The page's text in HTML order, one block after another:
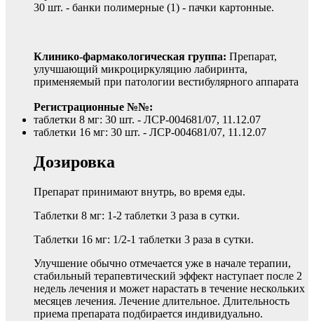
30 шт. - банки полимерные (1) - пачки картонные.
Клинико-фармакологическая группа: Препарат,
улучшающий микроциркуляцию лабиринта,
применяемый при патологии вестибулярного аппарата
Регистрационные №№:
таблетки 8 мг: 30 шт. - ЛСР-004681/07, 11.12.07
таблетки 16 мг: 30 шт. - ЛСР-004681/07, 11.12.07
Дозировка
Препарат принимают внутрь, во время еды.
Таблетки 8 мг: 1-2 таблетки 3 раза в сутки.
Таблетки 16 мг: 1/2-1 таблетки 3 раза в сутки.
Улучшение обычно отмечается уже в начале терапии,
стабильный терапевтический эффект наступает после 2
недель лечения и может нарастать в течение нескольких
месяцев лечения. Лечение длительное. Длительность
приема препарата подбирается индивидуально.